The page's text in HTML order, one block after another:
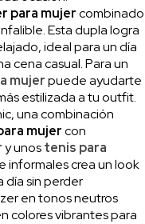
para mujercombinado
Esta dupla logra
ideal para un día
cena casual. Para un
mujerpuede ayudarte
estilizada a tu outfit.
una combinación
mujercon
y unostenis para
informales crea un look
día sin perder
en tonos neutros
colores vibrantes para